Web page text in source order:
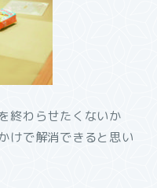
終わらせたくないか
けで解消できると思い